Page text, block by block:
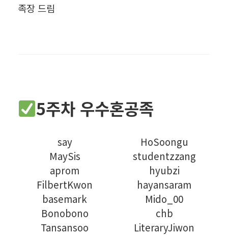
족장 드림
5주차 우수혼공족
say
HoSoongu
MaySis
studentzzang
aprom
hyubzi
FilbertKwon
hayansaram
basemark
Mido_00
Bonobono
chb
Tansansoo
LiteraryJiwon